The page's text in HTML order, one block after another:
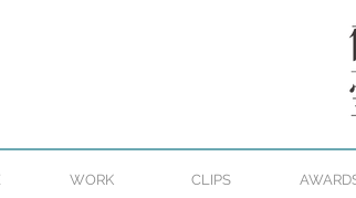
WORK CLIPS